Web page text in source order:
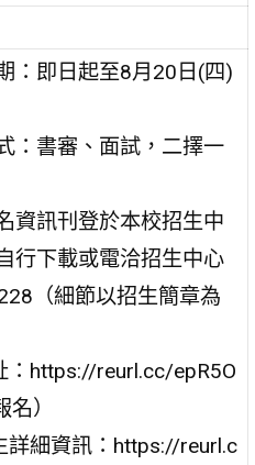
：即日起至8月20日(四)
：書審、面試，二擇一
資訊刊登於本校招生中
行下載或電洽招生中心
（細節以招生簡章為
：https://reurl.cc/epR5O
）
詳細資訊：https://reurl.c